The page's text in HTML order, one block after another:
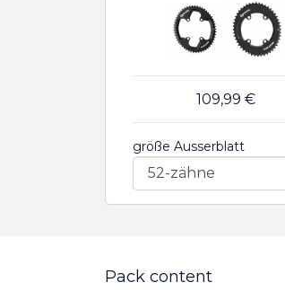
109,99 €
größe Ausserblatt
Pack content